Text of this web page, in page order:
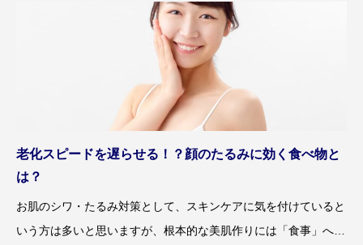
老化スピードを遅らせる！？顔のたるみに効く食べ物と
は？
お肌のシワ・たるみ対策として、スキンケアに気を付けていると
いう方は多いと思いますが、根本的な美肌作りには「食事」への